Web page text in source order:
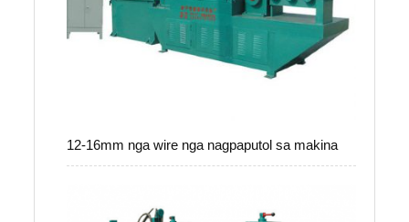
12-16mm nga wire nga nagpaputol sa makina